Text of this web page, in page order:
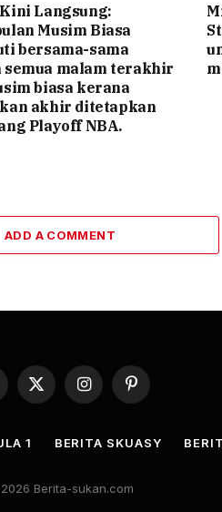
Langsung:
Musim Biasa
bersama-sama
semua malam terakhir
biasa kerana
akhir ditetapkan
Playoff NBA.
ADD A COMMENT
X
InstagramPinterest
1 BERITA SKUASY
Berita-sukan.com